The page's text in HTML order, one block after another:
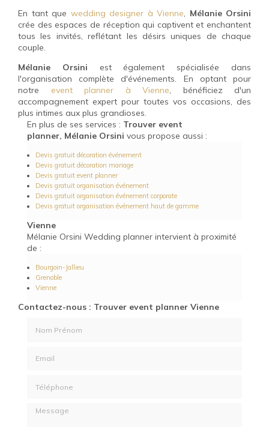
En tant que wedding designer à Vienne, Mélanie Orsini
crée des espaces de réception qui captivent et enchantent
tous les invités, reflétant les désirs uniques de chaque
couple.
Mélanie Orsini est également spécialisée dans
l'organisation complète d'événements. En optant pour
notre event planner à Vienne, bénéficiez d'un
accompagnement expert pour toutes vos occasions, des
plus intimes aux plus grandioses.
En plus de ses services : Trouver event
planner, Mélanie Orsini vous propose aussi :
Devis gratuit décoration événement
Devis gratuit décoration mariage
Devis gratuit event planner
Devis gratuit organisation événement
Devis gratuit organisation événement corporate
Devis gratuit organisation événement haut de gamme
Vienne
Mélanie Orsini Wedding planner intervient à proximité
de :
Bourgoin-Jallieu
Grenoble
Vienne
Contactez-nous : Trouver event planner Vienne
Message